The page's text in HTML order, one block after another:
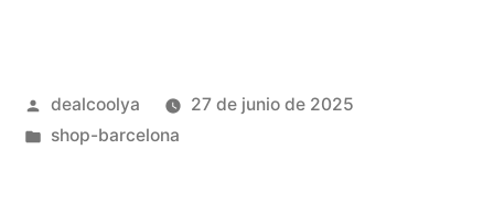
a
Publicado
por
dealcoolya
27 de junio de 2025
Publicado
shop-barcelona